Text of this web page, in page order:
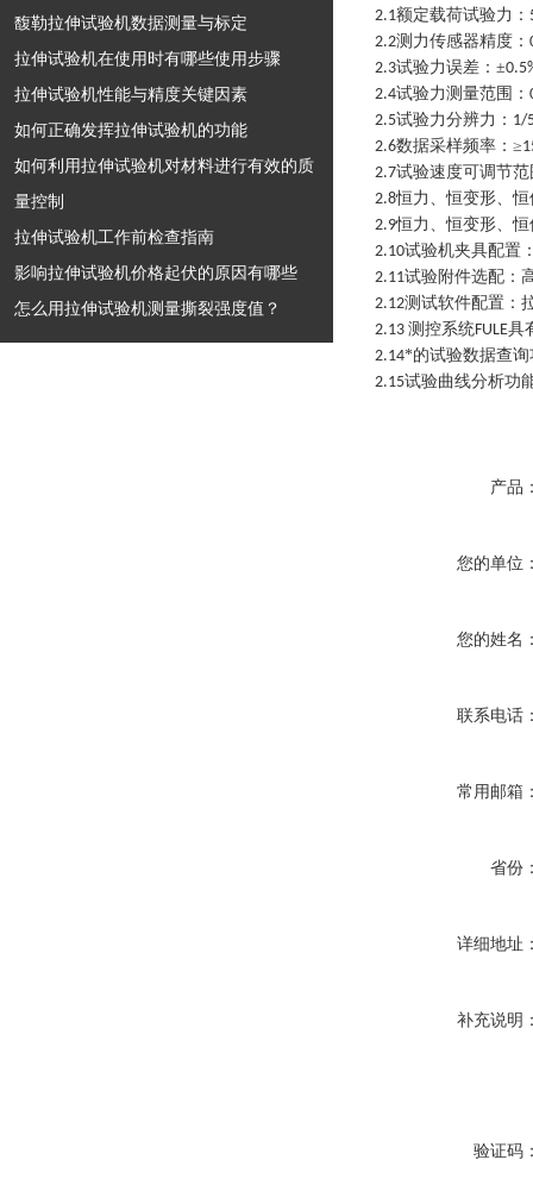
馥勒拉伸试验机数据测量与标定
拉伸试验机在使用时有哪些使用步骤
拉伸试验机性能与精度关键因素
如何正确发挥拉伸试验机的功能
如何利用拉伸试验机对材料进行有效的质
量控制
拉伸试验机工作前检查指南
影响拉伸试验机价格起伏的原因有哪些
怎么用拉伸试验机测量撕裂强度值？
2.1额定载荷试验力：
2.2测力传感器精度：
2.3试验力误差：±
2.4试验力测量范围：
2.5试验力分辨力： 1/
2.6数据采样频率：≥
2.7试验速度可调节范
2.8恒力、恒变形、
2.9恒力、恒变形、
2.10试验机夹具配置
2.11试验附件选配：
2.12测试软件配置：
2.13 测控系统FULE具
2.14*的试验数据查
2.15试验曲线分析功
产品
您的单位
您的姓名
联系电话
常用邮箱
省份
详细地址
补充说明
验证码